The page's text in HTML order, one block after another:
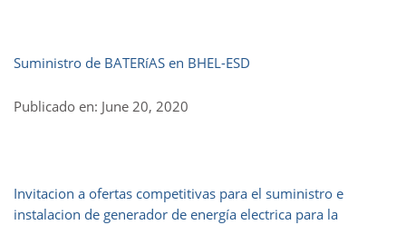
Suministro de BATERíAS en BHEL-ESD
Publicado en: June 20, 2020
Invitacion a ofertas competitivas para el suministro e
instalacion de generador de energía electrica para la